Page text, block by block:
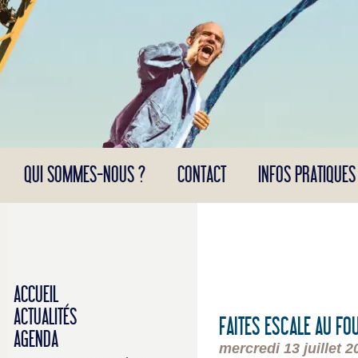
Panneau de gestion des cookies
QUI SOMMES-NOUS ? CONTACT INFOS PRATIQUES
ACCUEIL
ACTUALITÉS
AGENDA
FAITES ESCALE AU
mercredi 13 juillet